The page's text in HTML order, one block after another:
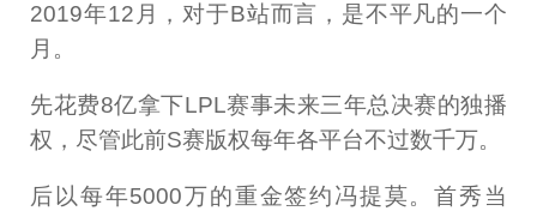
2019年12月，对于B站而言，是不平凡的一个
月。
先花费8亿拿下LPL赛事未来三年总决赛的独播
权，尽管此前S赛版权每年各平台不过数千万。
后以每年5000万的重金签约冯提莫。首秀当